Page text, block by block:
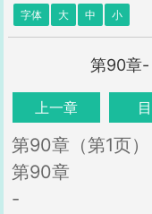
字体 大 中 小
第90章-
上一章
第90章（第1页）
第90章
-